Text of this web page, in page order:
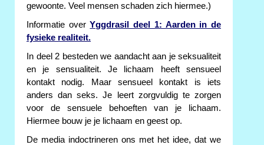
gewoonte. Veel mensen schaden zich hiermee.)
Informatie overYggdrasil deel 1: Aarden in de
fysieke realiteit.
In deel 2 besteden we aandacht aan je seksualiteit
en je sensualiteit. Je lichaam heeft sensueel
kontakt nodig. Maar sensueel kontakt is iets
anders dan seks. Je leert zorgvuldig te zorgen
voor de sensuele behoeften van je lichaam.
Hiermee bouw je je lichaam en geest op.
De media indoctrineren ons met het idee, dat we